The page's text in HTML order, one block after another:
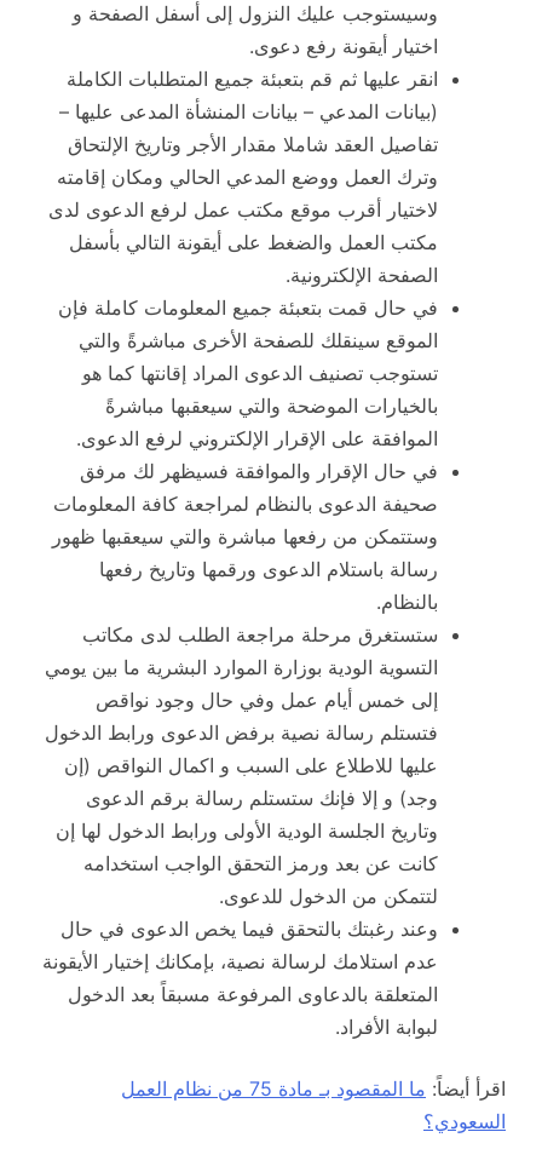
وسيستوجب عليك النزول إلى أسفل الصفحة و
اختيار أيقونة رفع دعوى.
انقر عليها ثم قم بتعبئة جميع المتطلبات الكاملة
(بيانات المدعي – بيانات المنشأة المدعى عليها –
تفاصيل العقد شاملا مقدار الأجر وتاريخ الإلتحاق
وترك العمل ووضع المدعي الحالي ومكان إقامته
لاختيار أقرب موقع مكتب عمل لرفع الدعوى لدى
مكتب العمل والضغط على أيقونة التالي بأسفل
الصفحة الإلكترونية.
في حال قمت بتعبئة جميع المعلومات كاملة فإن
الموقع سينقلك للصفحة الأخرى مباشرةً والتي
تستوجب تصنيف الدعوى المراد إقانتها كما هو
بالخيارات الموضحة والتي سيعقبها مباشرةً
الموافقة على الإقرار الإلكتروني لرفع الدعوى.
في حال الإقرار والموافقة فسيظهر لك مرفق
صحيفة الدعوى بالنظام لمراجعة كافة المعلومات
وستتمكن من رفعها مباشرة والتي سيعقبها ظهور
رسالة باستلام الدعوى ورقمها وتاريخ رفعها
بالنظام.
ستستغرق مرحلة مراجعة الطلب لدى مكاتب
التسوية الودية بوزارة الموارد البشرية ما بين يومي
إلى خمس أيام عمل وفي حال وجود نواقص
فتستلم رسالة نصية برفض الدعوى ورابط الدخول
عليها للاطلاع على السبب و اكمال النواقص (إن
وجد) و إلا فإنك ستستلم رسالة برقم الدعوى
وتاريخ الجلسة الودية الأولى ورابط الدخول لها إن
كانت عن بعد ورمز التحقق الواجب استخدامه
لتتمكن من الدخول للدعوى.
وعند رغبتك بالتحقق فيما يخص الدعوى في حال
عدم استلامك لرسالة نصية، بإمكانك إختيار الأيقونة
المتعلقة بالدعاوى المرفوعة مسبقاً بعد الدخول
لبوابة الأفراد.
اقرأ أيضاً:
ما المقصود بـ مادة 75 من نظام العمل
السعودي؟